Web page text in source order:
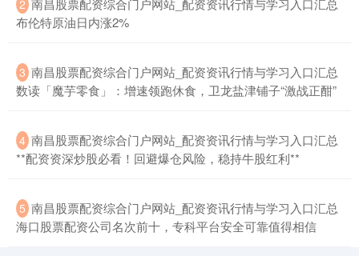
上证综指
深证成指 14311.01 +200.89 +1.42%
2 ​南昌股票配资综合门户网站_配资资讯行情与学习入口汇总
布伦特原油日内涨2%
3 ​南昌股票配资综合门户网站_配资资讯行情与学习入口汇总
数读「魔芋零食」：增速领跑休食，卫龙盐津铺子“激战正酣”
4 ​南昌股票配资综合门户网站_配资资讯行情与学习入口汇总
**配资资深炒股必看！回避爆仓风险，稳持牛股红利**
5 ​南昌股票配资综合门户网站_配资资讯行情与学习入口汇总
海口股票配资公司名次前十，专科平台安全可靠值得相信